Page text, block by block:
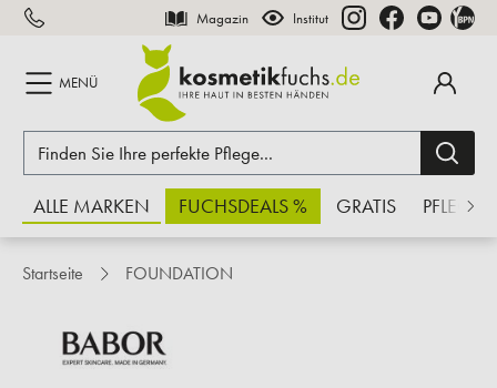
springen Magazin Institut
MENÜ
ALLE MARKEN FUCHSDEALS % GRATIS PFLEGE
Startseite FOUNDATION